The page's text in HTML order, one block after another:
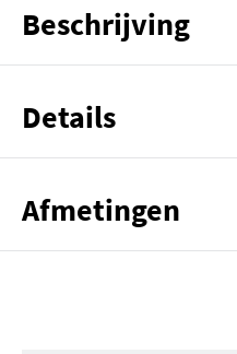
Beschrijving
Details
Afmetingen